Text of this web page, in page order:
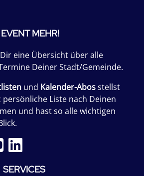
MEHR!
eine Übersicht über alle
Deiner Stadt/Gemeinde.
und Kalender-Abosstellst
persönliche Liste nach Deinen
und hast so alle wichtigen
SERVICES